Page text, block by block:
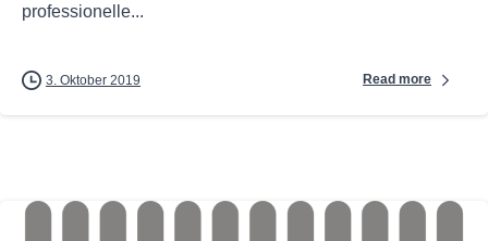
professionelle...
3. Oktober 2019 Read more